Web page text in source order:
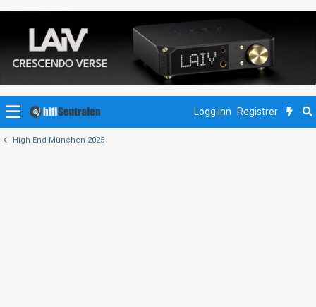
Logg inn Registrer
High End München 2025